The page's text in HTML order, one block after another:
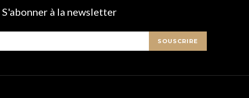
S'abonner à la newsletter
SOUSCRIRE